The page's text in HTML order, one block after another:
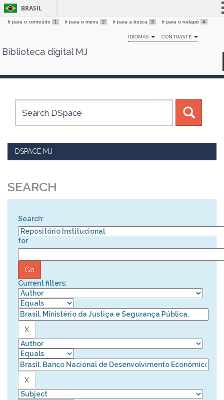
Skip
BRASIL
Simplifique!
Comunica BR
Canais
Ir para o conteúdo 1 Ir para o menu 2 Ir para a busca 3 Ir para o rodapé 4
IDIOMAS CONTRASTE
Biblioteca digital MJ
DSPACE MJ
SEARCH
Search:
for
Current filters: